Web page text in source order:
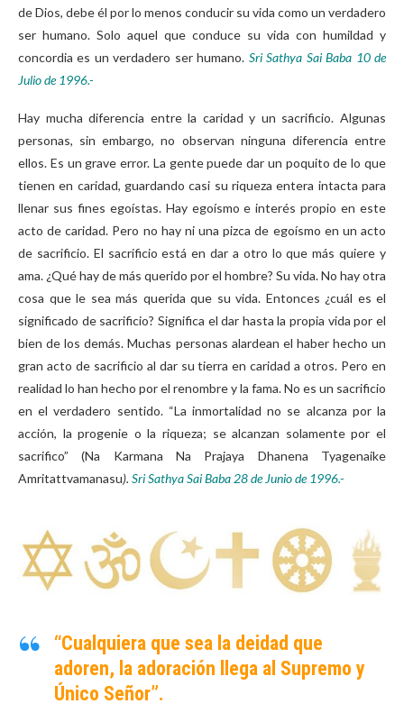
de Dios, debe él por lo menos conducir su vida como un verdadero
ser humano. Solo aquel que conduce su vida con humildad y
concordia es un verdadero ser humano. Sri Sathya Sai Baba 10 de
Julio de 1996.-
Hay mucha diferencia entre la caridad y un sacrificio. Algunas
personas, sin embargo, no observan ninguna diferencia entre
ellos. Es un grave error. La gente puede dar un poquito de lo que
tienen en caridad, guardando casi su riqueza entera intacta para
llenar sus fines egoístas. Hay egoísmo e interés propio en este
acto de caridad. Pero no hay ni una pizca de egoísmo en un acto
de sacrificio. El sacrificio está en dar a otro lo que más quiere y
ama. ¿Qué hay de más querido por el hombre? Su vida. No hay otra
cosa que le sea más querida que su vida. Entonces ¿cuál es el
significado de sacrificio? Significa el dar hasta la propia vida por el
bien de los demás. Muchas personas alardean el haber hecho un
gran acto de sacrificio al dar su tierra en caridad a otros. Pero en
realidad lo han hecho por el renombre y la fama. No es un sacrificio
en el verdadero sentido. “La inmortalidad no se alcanza por la
acción, la progenie o la riqueza; se alcanzan solamente por el
sacrifico” (Na Karmana Na Prajaya Dhanena Tyagenaike
Amritattvamanasu). Sri Sathya Sai Baba 28 de Junio de 1996.-
“Cualquiera que sea la deidad que
adoren, la adoración llega al Supremo y
Único Señor”.